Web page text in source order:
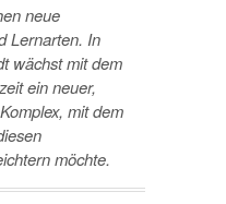
neue
Lernarten. In
wächst mit dem
ein neuer,
mit dem
möchte.